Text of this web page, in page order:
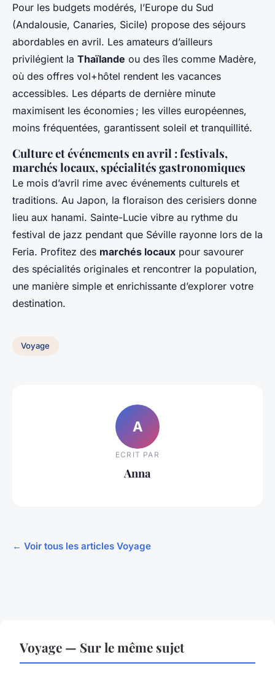
Pour les budgets modérés, l’Europe du Sud
(Andalousie, Canaries, Sicile) propose des séjours
abordables en avril. Les amateurs d’ailleurs
privilégient la Thaïlande ou des îles comme Madère,
où des offres vol+hôtel rendent les vacances
accessibles. Les départs de dernière minute
maximisent les économies ; les villes européennes,
moins fréquentées, garantissent soleil et tranquillité.
Culture et événements en avril : festivals,
marchés locaux, spécialités gastronomiques
Le mois d’avril rime avec événements culturels et
traditions. Au Japon, la floraison des cerisiers donne
lieu aux hanami. Sainte-Lucie vibre au rythme du
festival de jazz pendant que Séville rayonne lors de la
Feria. Profitez des marchés locaux pour savourer
des spécialités originales et rencontrer la population,
une manière simple et enrichissante d’explorer votre
destination.
Voyage
A
ECRIT PAR
Anna
← Voir tous les articles Voyage
Voyage — Sur le même sujet